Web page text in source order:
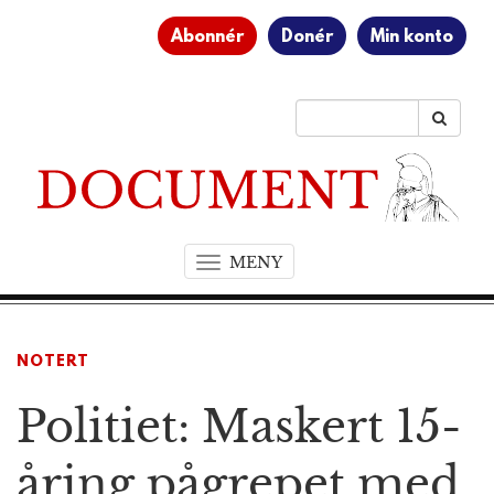
Abonnér Donér Min konto
MENYT
o
a
i
NOTERT
Politiet: Maskert 15-